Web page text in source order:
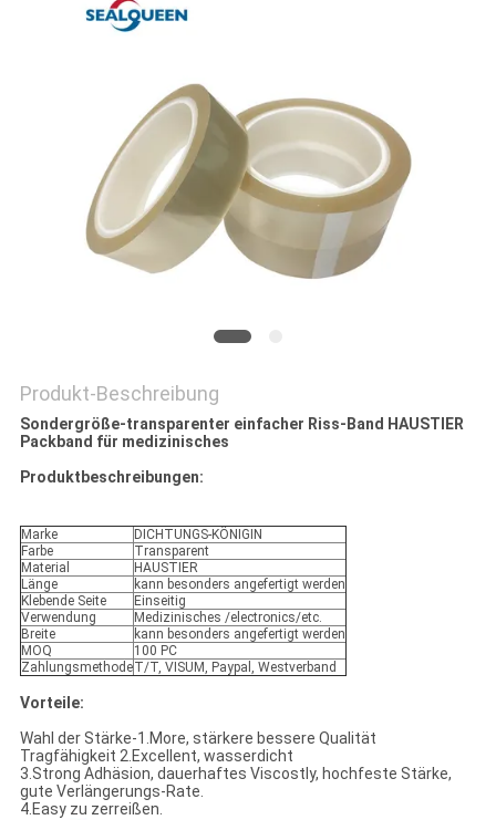
DATENSCHUTZRICHTLINIE
Produkt-Beschreibung
Sondergröße-transparenter einfacher Riss-Band HAUSTIER
Packband für medizinisches
Produktbeschreibungen:
Marke
DICHTUNGS-KÖNIGIN
Farbe
Transparent
Material
HAUSTIER
Länge
kann besonders angefertigt werden
Klebende Seite
Einseitig
Verwendung
Medizinisches /electronics/etc.
Breite
kann besonders angefertigt werden
MOQ
100 PC
ZahlungsmethodeT/T, VISUM, Paypal, Westverband
Vorteile:
Wahl der Stärke-1.More, stärkere bessere Qualität
Tragfähigkeit 2.Excellent, wasserdicht
3.Strong Adhäsion, dauerhaftes Viscostly, hochfeste Stärke,
gute Verlängerungs-Rate.
4.Easy zu zerreißen.